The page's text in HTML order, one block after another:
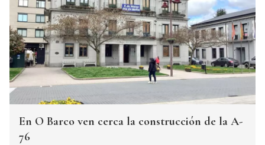
En O Barco ven cerca la construcción de la A-
76